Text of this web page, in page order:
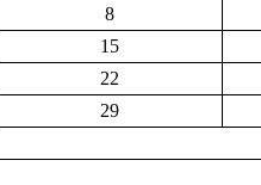
8
15
22
29